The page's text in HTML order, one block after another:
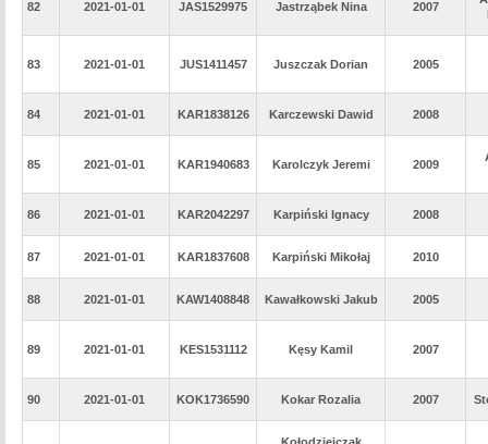
82 2021-01-01 JAS1529975 Jastrząbek Nina 2007
83 2021-01-01 JUS1411457 Juszczak Dorian 2005
84 2021-01-01 KAR1838126 Karczewski Dawid 2008
85 2021-01-01 KAR1940683 Karolczyk Jeremi 2009
86 2021-01-01 KAR2042297 Karpiński Ignacy 2008
87 2021-01-01 KAR1837608 Karpiński Mikołaj 2010
88 2021-01-01 KAW1408848 Kawałkowski Jakub 2005
89 2021-01-01 KES1531112 Kęsy Kamil 2007
90 2021-01-01 KOK1736590 Kokar Rozalia 2007